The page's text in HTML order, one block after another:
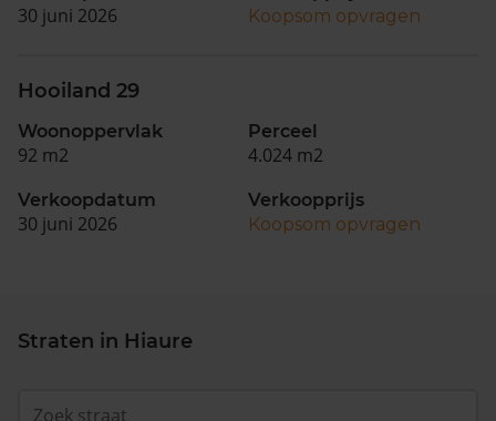
30 juni 2026
Koopsom opvragen
Hooiland 29
Woonoppervlak
92 m2
Perceel
4.024 m2
Verkoopdatum
30 juni 2026
Verkoopprijs
Koopsom opvragen
Straten in Hiaure